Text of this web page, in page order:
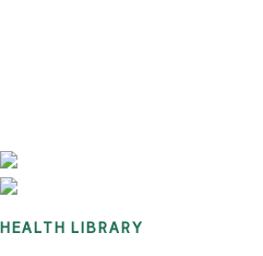
HEALTH LIBRARY